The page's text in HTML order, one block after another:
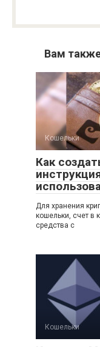
Вам
Кошельки
Как
Для хранения
кошельки, счет в
средства с
Кошельки